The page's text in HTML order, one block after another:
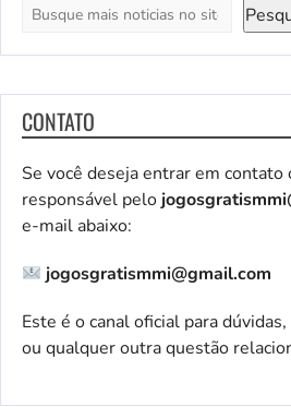
CONTATO
Se você deseja entrar em contato
responsável pelo
e-mail abaixo:
jogosgratismmi@gmail.com
Este é o canal oficial para
ou qualquer outra questão